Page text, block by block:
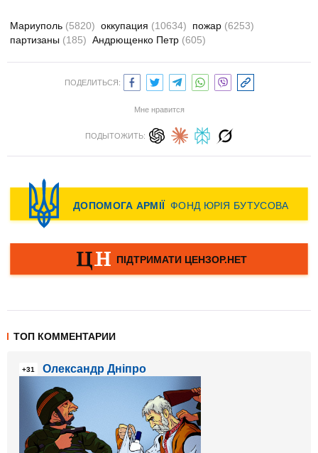
Мариуполь (5820) оккупация (10634) пожар (6253)
партизаны (185) Андрющенко Петр (605)
ПОДЕЛИТЬСЯ:
Мне нравится
ПОДЫТОЖИТЬ:
ТОП КОММЕНТАРИИ
+31 Олександр Дніпро